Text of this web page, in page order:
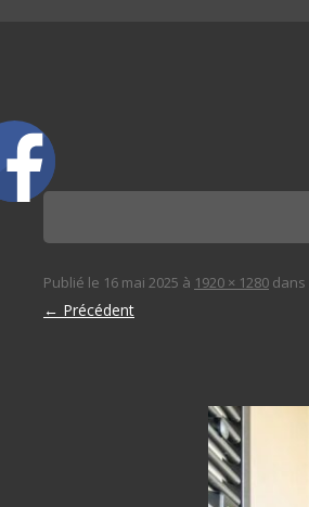
Publié le 16 mai 2025 à 1920 × 1280 dans
← Précédent